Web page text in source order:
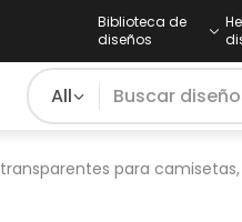
Biblioteca de
diseños
All
para